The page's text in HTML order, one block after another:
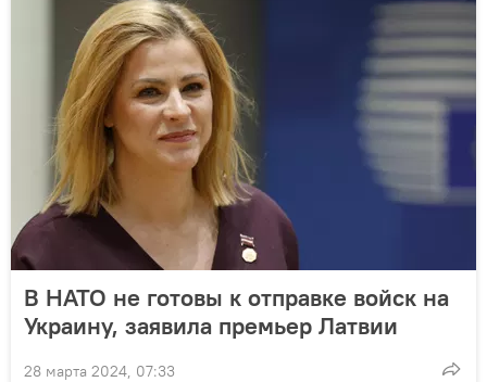
В НАТО не готовы к отправке войск на
Украину, заявила премьер Латвии
28 марта 2024, 07:33